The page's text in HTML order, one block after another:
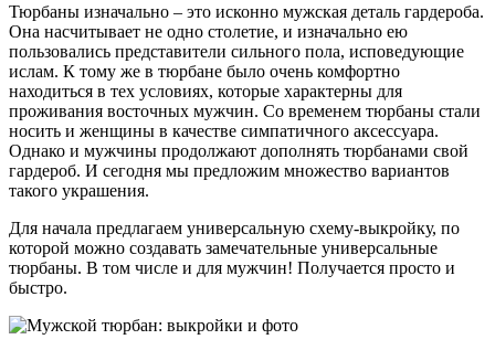
Тюрбаны изначально – это исконно мужская деталь гардероба.
Она насчитывает не одно столетие, и изначально ею
пользовались представители сильного пола, исповедующие
ислам. К тому же в тюрбане было очень комфортно
находиться в тех условиях, которые характерны для
проживания восточных мужчин. Со временем тюрбаны стали
носить и женщины в качестве симпатичного аксессуара.
Однако и мужчины продолжают дополнять тюрбанами свой
гардероб. И сегодня мы предложим множество вариантов
такого украшения.
Для начала предлагаем универсальную схему-выкройку, по
которой можно создавать замечательные универсальные
тюрбаны. В том числе и для мужчин! Получается просто и
быстро.